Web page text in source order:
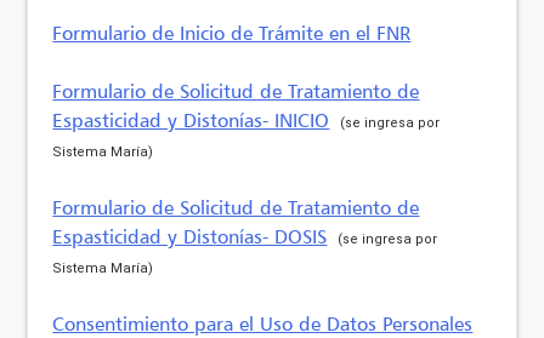
Formulario de Inicio de Trámite en el FNR
Formulario de Solicitud de Tratamiento de
Espasticidad y Distonías- INICIO
(se ingresa por
Sistema María)
Formulario de Solicitud de Tratamiento de
Espasticidad y Distonías- DOSIS
(se ingresa por
Sistema María)
Consentimiento para el Uso de Datos Personales